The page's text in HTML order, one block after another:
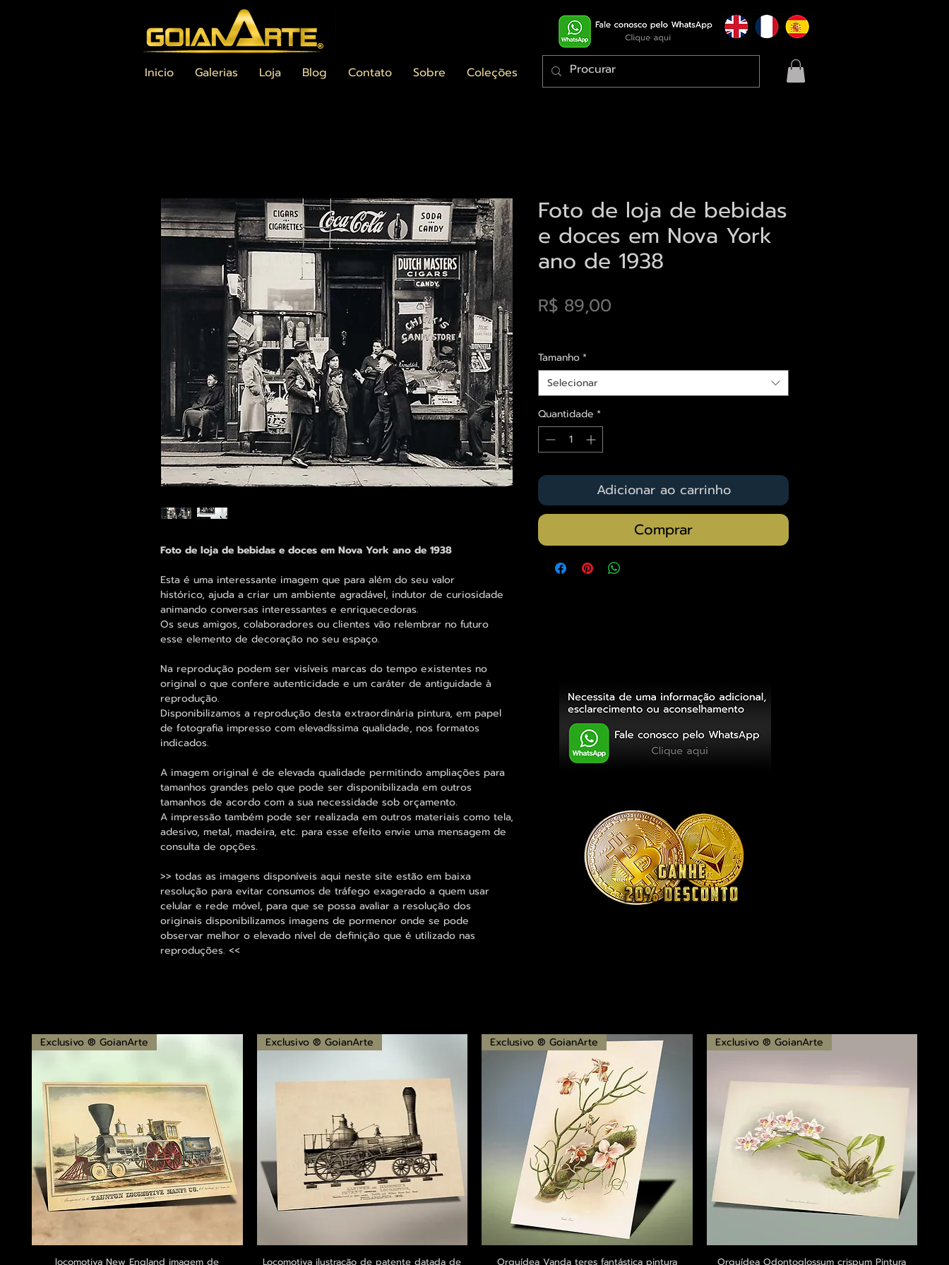
Inicio Galerias Loja Blog Contato Sobre Coleções
Foto de loja de bebidas e doces em Nova York ano de 1938
Esta é uma interessante imagem que para além do seu valor
histórico, ajuda a criar um ambiente agradável, indutor de curiosidade
animando conversas interessantes e enriquecedoras.
Os seus amigos, colaboradores ou clientes vão relembrar no futuro
esse elemento de decoração no seu espaço.
Na reprodução podem ser visíveis marcas do tempo existentes no
original o que confere autenticidade e um caráter de antiguidade à
reprodução.
Disponibilizamos a reprodução desta extraordinária pintura, em papel
de fotografia impresso com elevadíssima qualidade, nos formatos
indicados.
A imagem original é de elevada qualidade permitindo ampliações para
tamanhos grandes pelo que pode ser disponibilizada em outros
tamanhos de acordo com a sua necessidade sob orçamento.
A impressão também pode ser realizada em outros materiais como tela,
adesivo, metal, madeira, etc. para esse efeito envie uma mensagem de
consulta de opções.
>> todas as imagens disponíveis aqui neste site estão em baixa
resolução para evitar consumos de tráfego exagerado a quem usar
celular e rede móvel, para que se possa avaliar a resolução dos
originais disponibilizamos imagens de pormenor onde se pode
observar melhor o elevado nível de definição que é utilizado nas
reproduções. <<
Foto de loja de bebidas
e doces em Nova York
ano de 1938
R$ 89,00
Tamanho*
Selecionar
Quantidade *
Adicionar ao carrinho
Comprar
Exclusivo ® GoianArte
locomotiva New England imagem de
Exclusivo ® GoianArte
Locomotiva ilustração de patente datada de
Exclusivo ® GoianArte
Orquídea Vanda teres fantástica pintura
Exclusivo ® GoianArte
Orquídea Odontoglossum crispum Pintura